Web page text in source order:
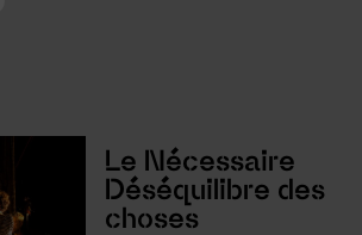
Le Nécessaire
Déséquilibre des
choses